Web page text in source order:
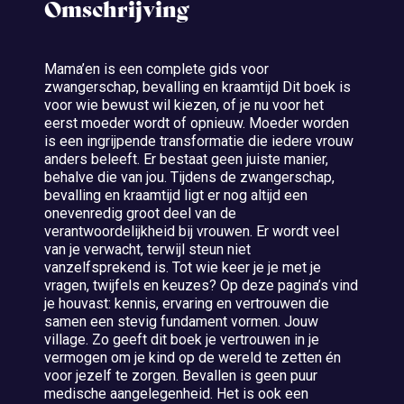
Omschrijving
Mama’en is een complete gids voor
zwangerschap, bevalling en kraamtijd Dit boek is
voor wie bewust wil kiezen, of je nu voor het
eerst moeder wordt of opnieuw. Moeder worden
is een ingrijpende transformatie die iedere vrouw
anders beleeft. Er bestaat geen juiste manier,
behalve die van jou. Tijdens de zwangerschap,
bevalling en kraamtijd ligt er nog altijd een
onevenredig groot deel van de
verantwoordelijkheid bij vrouwen. Er wordt veel
van je verwacht, terwijl steun niet
vanzelfsprekend is. Tot wie keer je je met je
vragen, twijfels en keuzes? Op deze pagina’s vind
je houvast: kennis, ervaring en vertrouwen die
samen een stevig fundament vormen. Jouw
village. Zo geeft dit boek je vertrouwen in je
vermogen om je kind op de wereld te zetten én
voor jezelf te zorgen. Bevallen is geen puur
medische aangelegenheid. Het is ook een